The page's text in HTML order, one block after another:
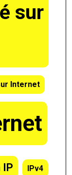
sur
Internet
IP IPv4